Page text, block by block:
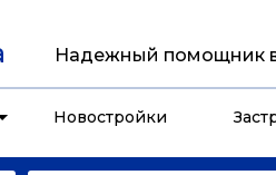
Надежный помощник
Новостройки